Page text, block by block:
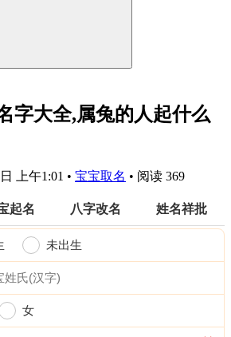
字大全,属兔的人起什么
上午1:01 • 宝宝取名 • 阅读 369
起名 八字改名 姓名祥批
未出生
女